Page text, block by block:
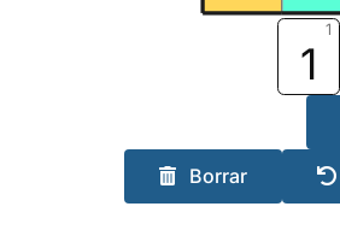
1
1
Borrar